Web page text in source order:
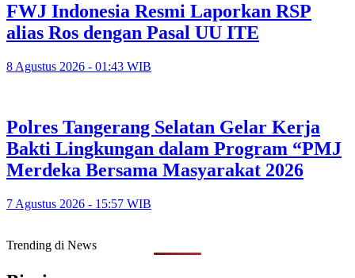
FWJ Indonesia Resmi Laporkan RSP
alias Ros dengan Pasal UU ITE
8 Agustus 2026 - 01:43 WIB
Polres Tangerang Selatan Gelar Kerja
Bakti Lingkungan dalam Program “PMJ
Merdeka Bersama Masyarakat 2026
7 Agustus 2026 - 15:57 WIB
Trending di News